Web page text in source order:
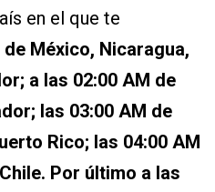
en el que te
de México, Nicaragua,
a las 02:00 AM de
las 03:00 AM de
Rico; las 04:00 AM
Por último a las